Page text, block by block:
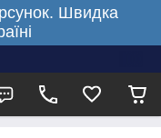
Швидка